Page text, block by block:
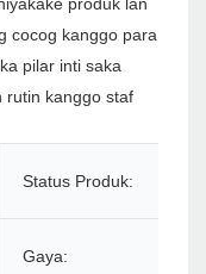
cocog kanggo para
pilar inti saka
rutin kanggo staf
Status Produk:
Gaya: